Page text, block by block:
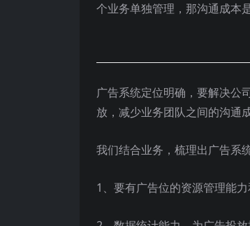
个业务单独管理，那沟通成本
广告系统定位明确，要解决公
放，减少业务团队之间的沟通
我们结合业务，梳理出广告系
1、要有广告位的资源管理能